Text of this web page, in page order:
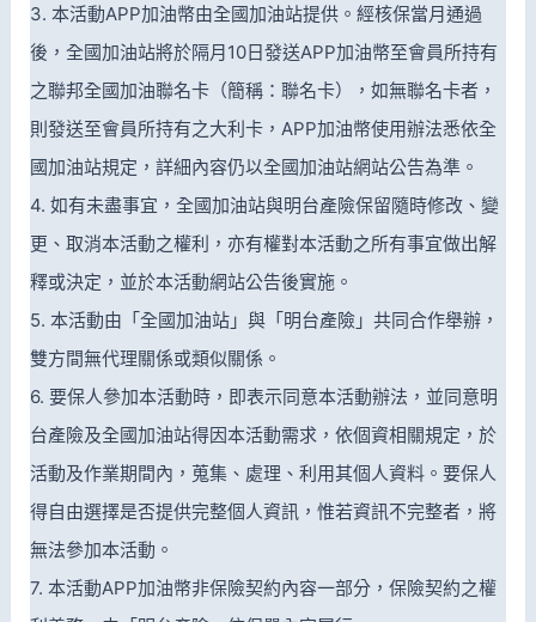
3. 本活動APP加油幣由全國加油站提供。經核保當月通過
後，全國加油站將於隔月10日發送APP加油幣至會員所持有
之聯邦全國加油聯名卡（簡稱：聯名卡），如無聯名卡者，
則發送至會員所持有之大利卡，APP加油幣使用辦法悉依全
國加油站規定，詳細內容仍以全國加油站網站公告為準。
4. 如有未盡事宜，全國加油站與明台產險保留隨時修改、變
更、取消本活動之權利，亦有權對本活動之所有事宜做出解
釋或決定，並於本活動網站公告後實施。
5. 本活動由「全國加油站」與「明台產險」共同合作舉辦，
雙方間無代理關係或類似關係。
6. 要保人參加本活動時，即表示同意本活動辦法，並同意明
台產險及全國加油站得因本活動需求，依個資相關規定，於
活動及作業期間內，蒐集、處理、利用其個人資料。要保人
得自由選擇是否提供完整個人資訊，惟若資訊不完整者，將
無法參加本活動。
7. 本活動APP加油幣非保險契約內容一部分，保險契約之權